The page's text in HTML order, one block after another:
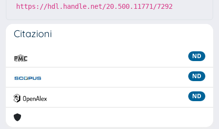
https://hdl.handle.net/20.500.11771/7292
Citazioni
ND
ND
ND